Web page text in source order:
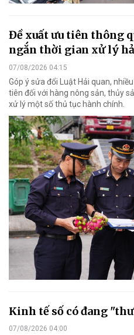
Đề xuất ưu tiên thông
ngắn thời gian xử lý
07/08/2026 04:15
Góp ý sửa đổi Luật Hải quan,
tiên đối với hàng nông sản, thủy
xử lý một số thủ tục hành chính.
Kinh tế số có đang
07/08/2026 04:00